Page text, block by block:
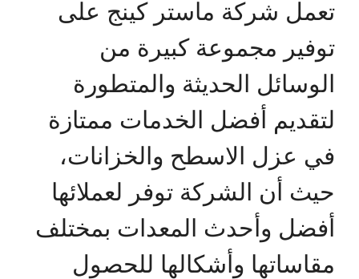
تعمل شركة ماستر كينج على
توفير مجموعة كبيرة من
الوسائل الحديثة والمتطورة
لتقديم أفضل الخدمات ممتازة
في عزل الاسطح والخزانات،
حيث أن الشركة توفر لعملائها
أفضل وأحدث المعدات بمختلف
مقاساتها وأشكالها للحصول